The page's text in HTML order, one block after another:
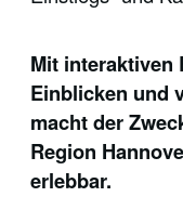
Mit interaktiven
Einblicken und
macht der
Region
erlebbar.